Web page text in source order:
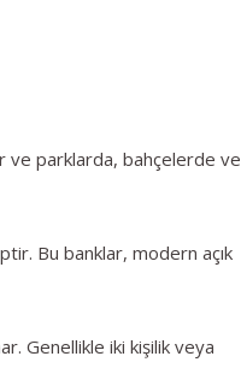
ve parklarda, bahçelerde ve
Bu banklar, modern açık
Genellikle iki kişilik veya